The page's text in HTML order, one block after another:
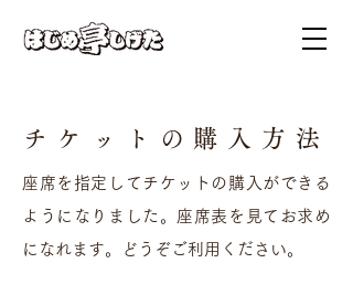
チケットの購入方法
座席を指定してチケットの購入ができる
ようになりました。座席表を見てお求め
になれます。どうぞご利用ください。